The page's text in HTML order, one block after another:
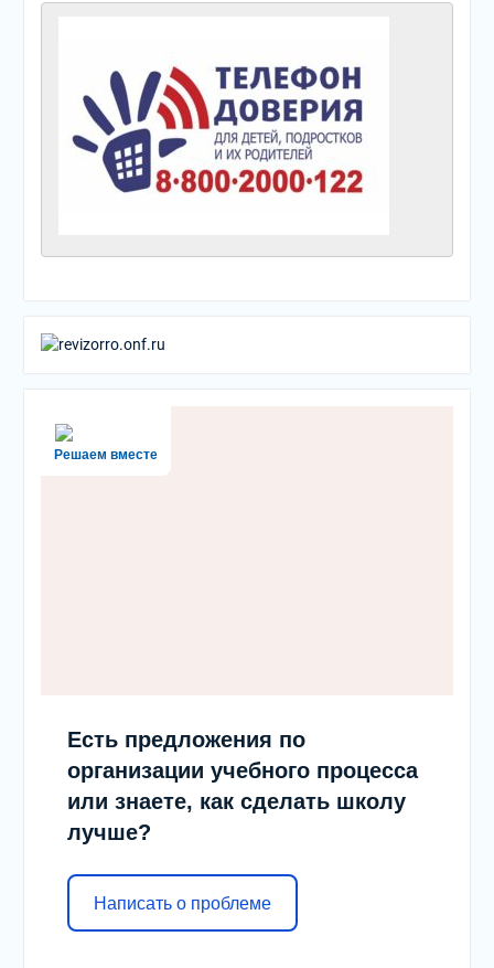
Решаем вместе
Есть предложения по
организации учебного процесса
или знаете, как сделать школу
лучше?
Написать о проблеме